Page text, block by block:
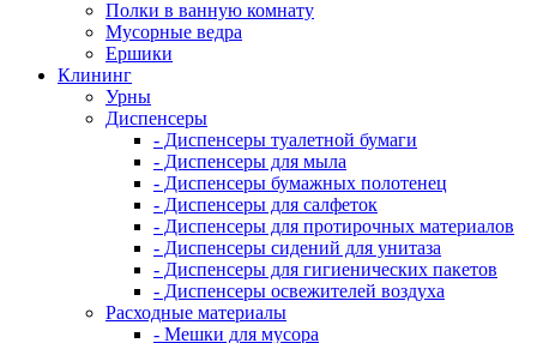
Полки в ванную комнату
Мусорные ведра
Ершики
Клининг
Урны
Диспенсеры
- Диспенсеры туалетной бумаги
- Диспенсеры для мыла
- Диспенсеры бумажных полотенец
- Диспенсеры для салфеток
- Диспенсеры для протирочных материалов
- Диспенсеры сидений для унитаза
- Диспенсеры для гигиенических пакетов
- Диспенсеры освежителей воздуха
Расходные материалы
- Мешки для мусора